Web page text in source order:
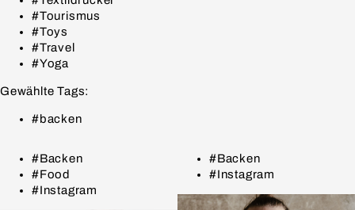
#Tourismus
#Toys
#Travel
#Yoga
Gewählte Tags:
#backen
#Backen
#Food
#Instagram
#Backen
#Instagram